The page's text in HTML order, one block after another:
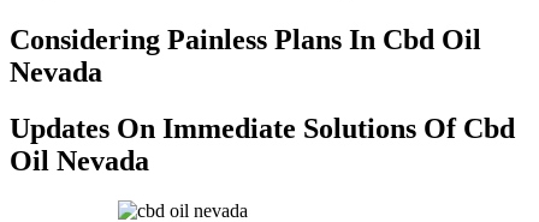
Considering Painless Plans In Cbd Oil
Nevada
Updates On Immediate Solutions Of Cbd
Oil Nevada